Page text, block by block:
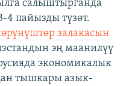
салыштырганда
4 пайызды түзөт.
залакасын
эң маанилүү
экономикалык
тышкары азык-